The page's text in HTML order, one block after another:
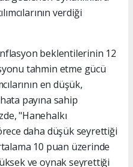
verdiği
beklentilerinin 12
tahmin etme gücü
en düşük,
payına sahip
"Hanehalkı
daha düşük seyrettiği
10 puan üzerinde
ve oynak seyrettiği